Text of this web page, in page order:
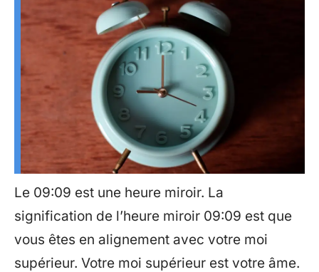
Le 09:09 est une heure miroir. La
signification de l’heure miroir 09:09 est que
vous êtes en alignement avec votre moi
supérieur. Votre moi supérieur est votre âme.